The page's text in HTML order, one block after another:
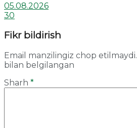
05.08.2026
30
Fikr bildirish
Email manzilingiz chop etilmaydi.
bilan belgilangan
Sharh *